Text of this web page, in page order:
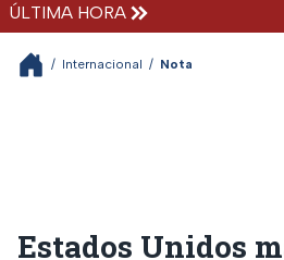
ÚLTIMA HORA
/ Internacional / Nota
Estados Unidos